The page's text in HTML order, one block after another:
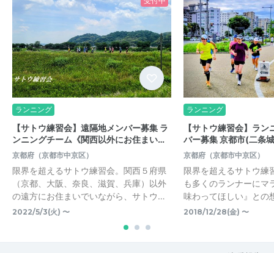
ランニング
【サトウ練習会】遠隔地メンバー募集 ラ
ンニングチーム《関西以外にお住まい…
京都府（京都市中京区）
限界を超えるサトウ練習会。関西５府県
（京都、大阪、奈良、滋賀、兵庫）以外
の遠方にお住まいでいながら、サトウ…
2022/5/3(火) 〜
ランニング
【サトウ練習会】ラ
バー募集 京都市(二条
京都府（京都市中京区）
限界を超えるサトウ練
も多くのランナーにマ
味わってほしい』との
2018/12/28(金) 〜